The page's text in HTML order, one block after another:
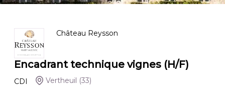
Château Reysson
Encadrant technique vignes (H/F)
CDI Vertheuil (33)